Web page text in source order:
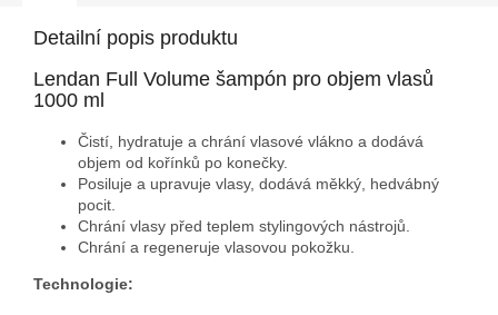
Detailní popis produktu
Lendan Full Volume šampón pro objem vlasů
1000 ml
Čistí, hydratuje a chrání vlasové vlákno a dodává
objem od kořínků po konečky.
Posiluje a upravuje vlasy, dodává měkký, hedvábný
pocit.
Chrání vlasy před teplem stylingových nástrojů.
Chrání a regeneruje vlasovou pokožku.
Technologie: